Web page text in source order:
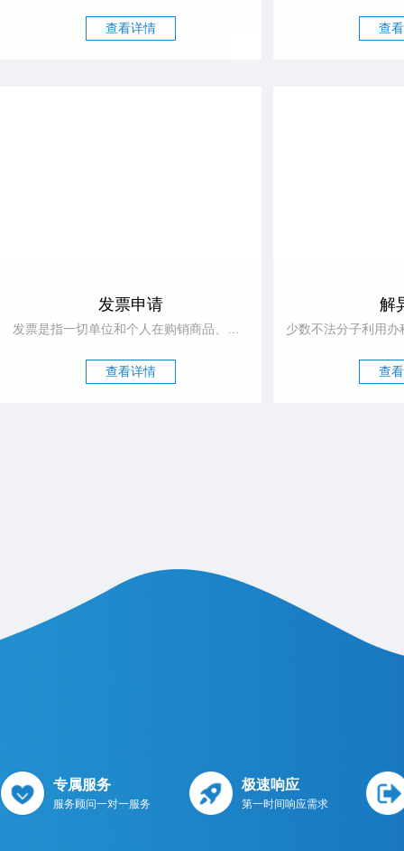
查看详情 查
发票申请
查看详情
解
查
专属服务
服务顾问一对一服务
极速响应
第一时间响应需求